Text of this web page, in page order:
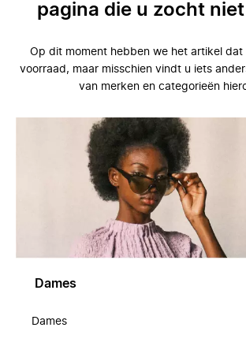
pagina die u zocht
Op dit moment hebben we het artikel dat
voorraad, maar misschien vindt u iets
van merken en categorieën
Dames
Dames